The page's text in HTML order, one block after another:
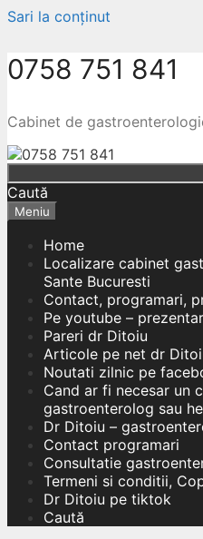
Sari la conținut
0758 751 841
Cabinet de
Caută
Meniu
Home
Localizare cabinet
Sante Bucuresti
Contact, programari,
Pe youtube –
Pareri dr Ditoiu
Articole pe net dr
Noutati zilnic pe
Cand ar fi necesar un
gastroenterolog sau
Dr Ditoiu –
Contact programari
Consultatie
Termeni si conditii,
Dr Ditoiu pe tiktok
Caută